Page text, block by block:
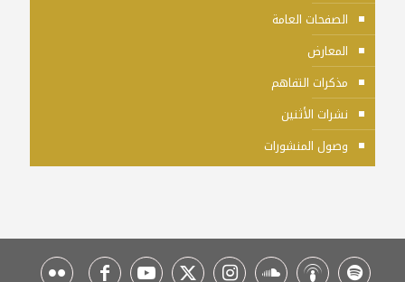
الصفحات العامة
المعارض
مذكرات التفاهم
نشرات الأثنين
وصول المنشورات